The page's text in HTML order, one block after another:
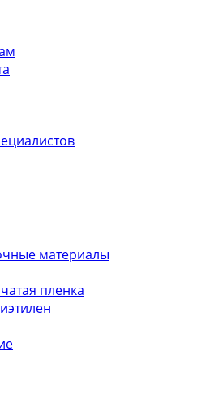
материалы
пленка